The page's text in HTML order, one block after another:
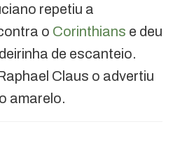
repetiu a
o Corinthians e deu
de escanteio.
Claus o advertiu
amarelo.